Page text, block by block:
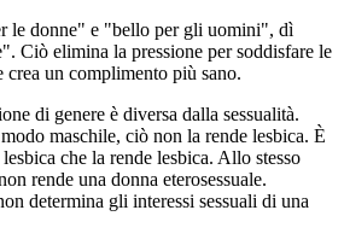
le donne" e "bello per gli uomini", dì
Ciò elimina la pressione per soddisfare le
crea un complimento più sano.
di genere è diversa dalla sessualità.
maschile, ciò non la rende lesbica. È
che la rende lesbica. Allo stesso
rende una donna eterosessuale.
determina gli interessi sessuali di una